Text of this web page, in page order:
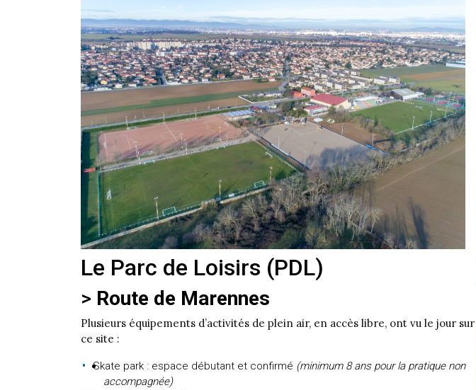
Le Parc de Loisirs (PDL)
> Route de Marennes
Plusieurs équipements d’activités de plein air, en accès libre, ont vu le jour sur
ce site :
Skate park : espace débutant et confirmé (minimum 8 ans pour la pratique non
accompagnée)